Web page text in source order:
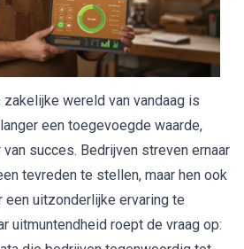
wereld van vandaag is
een toegevoegde waarde,
succes. Bedrijven streven ernaar
tevreden te stellen, maar hen ook
een uitzonderlijke ervaring te
uitmuntendheid roept de vraag op: